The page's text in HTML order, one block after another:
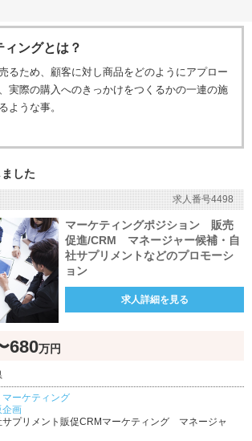
ィングとは？
るため、顧客に対し商品をどのようにアプロー
実際の購入へのきっかけをつくるかの一連の施
ような事。
した
求人番号4498
マーケティングポジション 販売
促進/CRM マネージャー候補・自
社サプリメントなどのプロモーシ
ョン
求人詳細を見る
680万円
マーケティング
企画
サプリメント販促CRMマーケティング マネージャ